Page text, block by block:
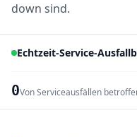
down sind.
Echtzeit-Service-
0Von Serviceausfällen